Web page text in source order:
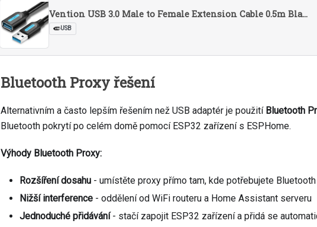
Vention USB 3.0 Male to Female Extension Cable 0.5m Black
USB
Bluetooth Proxy řešení
Alternativním a často lepším řešením než USB adaptér je použití Bluetooth
Bluetooth pokrytí po celém domě pomocí ESP32 zařízení s ESPHome.
Výhody Bluetooth Proxy:
Rozšíření dosahu - umístěte proxy přímo tam, kde potřebujete
Nižší interference - oddělení od WiFi routeru a Home Assistant serveru
Jednoduché přidávání- stačí zapojit ESP32 zařízení a přidá se